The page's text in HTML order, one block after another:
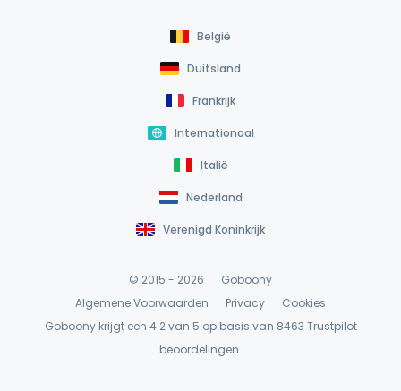
België
Duitsland
Frankrijk
Internationaal
Italië
Nederland
Verenigd Koninkrijk
© 2015 - 2026
Goboony
Algemene Voorwaarden
Privacy
Cookies
Goboony krijgt een 4.2 van 5 op basis van 8463 Trustpilot
beoordelingen.